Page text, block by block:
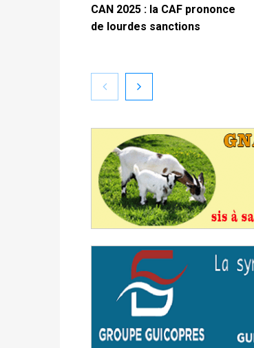
CAN 2025 : la CAF prononce
de lourdes sanctions